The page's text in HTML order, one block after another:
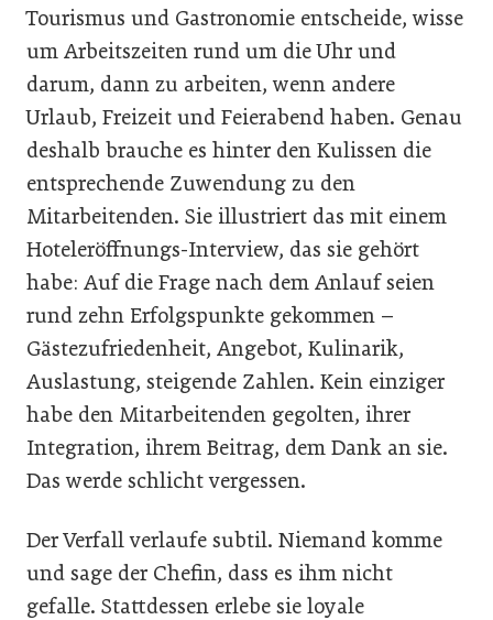
Tourismus und Gastronomie entscheide, wisse
um Arbeitszeiten rund um die Uhr und
darum, dann zu arbeiten, wenn andere
Urlaub, Freizeit und Feierabend haben. Genau
deshalb brauche es hinter den Kulissen die
entsprechende Zuwendung zu den
Mitarbeitenden. Sie illustriert das mit einem
Hoteleröffnungs-Interview, das sie gehört
habe: Auf die Frage nach dem Anlauf seien
rund zehn Erfolgspunkte gekommen –
Gästezufriedenheit, Angebot, Kulinarik,
Auslastung, steigende Zahlen. Kein einziger
habe den Mitarbeitenden gegolten, ihrer
Integration, ihrem Beitrag, dem Dank an sie.
Das werde schlicht vergessen.
Der Verfall verlaufe subtil. Niemand komme
und sage der Chefin, dass es ihm nicht
gefalle. Stattdessen erlebe sie loyale